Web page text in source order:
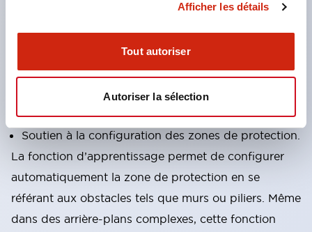
Afficher les détails
Tout autoriser
Autoriser la sélection
Surveillance des dispositifs de sortie externes
Compatible avec l’entrée encodeur
Équipé de nombreuses fonctions facilitant la
configuration en tenant compte de l’interface
utilisateur et le support de la maintenance.
Soutien à la configuration des zones de protection.
La fonction d’apprentissage permet de configurer
automatiquement la zone de protection en se
référant aux obstacles tels que murs ou piliers. Même
dans des arrière-plans complexes, cette fonction